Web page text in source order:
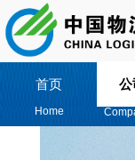
Home
首页 公